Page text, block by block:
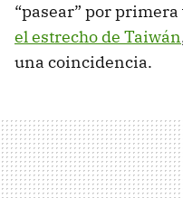
“pasear” por primera
el estrecho de Taiwán
una coincidencia.